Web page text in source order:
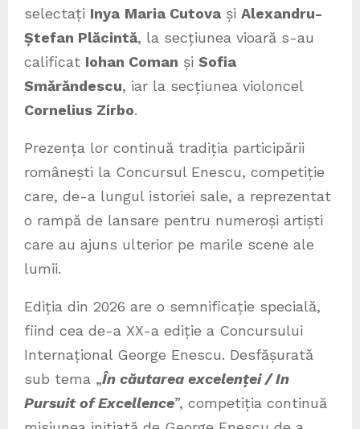
selectați Inya Maria Cutova și Alexandru-
Ștefan Plăcintă, la secțiunea vioară s-au
calificat Iohan Coman și Sofia
Smărăndescu, iar la secțiunea violoncel
Cornelius Zirbo.
Prezența lor continuă tradiția participării
românești la Concursul Enescu, competiție
care, de-a lungul istoriei sale, a reprezentat
o rampă de lansare pentru numeroși artiști
care au ajuns ulterior pe marile scene ale
lumii.
Ediția din 2026 are o semnificație specială,
fiind cea de-a XX-a ediție a Concursului
Internațional George Enescu. Desfășurată
sub tema „În căutarea excelenței / In
Pursuit of Excellence”, competiția continuă